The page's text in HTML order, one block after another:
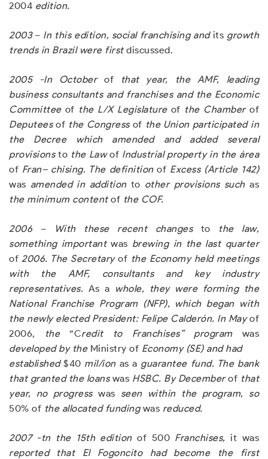
2004 edition.
2003 – In this edition, social franchising and its growth
trends in Brazil were first discussed.
2005 -In Octoberof that year, the AMF, leading
business consultants and franchises and the Economic
Committee of the L/X Legislature of the Chamber of
Deputeesof the Congress of the Union participated in
the Decree which amended and added several
provisionsto the Lawof Industrial property in the área
of Fran– chising. The definitionof Excess (Article 142)
was amended in addition to other provisions such as
the minimum content of the COF.
2006 – With these recent changes to the law,
something importantwas brewing in the last quarter
of 2006. The Secretaryof the Economy held meetings
with the AMF, consultants and key industry
representatives. As a whole, they were forming the
National Franchise Program (NFP), which began with
the newly elected President: Felipe Calderón. In Mayof
2006,
the “Credit to Franchises” program was
developed by the Ministry of Economy (SE) and had
established$40 mil/ion as a guarantee fund. The bank
that granted the loanswas HSBC. By Decemberof that
year, no progresswas seen within the program, so
50% of the allocated fundingwas reduced.
2007 -tn the 15th editionof 500 Franchises,it was
reported that El Fogoncito had become the first